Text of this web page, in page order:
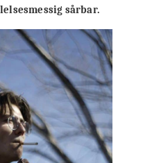
sårbar.